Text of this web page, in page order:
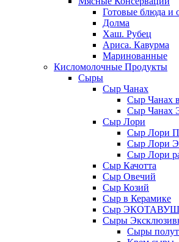
Готовые блюда и
Долма
Хаш. Рубец
Ариса. Кавурма
Маринованные
Кисломолочные Продукты
Сыры
Сыр Чанах
Сыр Чанах
Сыр Чанах
Сыр Лори
Сыр Лори
Сыр Лори
Сыр Лори
Сыр Качотта
Сыр Овечий
Сыр Козий
Сыр в Керамике
Сыр ЭКОТАВУШ
Сыры
Сыры